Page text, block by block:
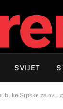
SVIJET
Srpske za ovu